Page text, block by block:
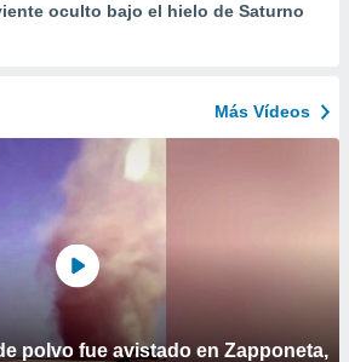
oculto bajo el hielo de Saturno
Más Vídeos
polvo fue avistado en Zapponeta,